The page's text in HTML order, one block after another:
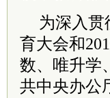
为深入贯
育大会和
数、唯升学
共中央办公